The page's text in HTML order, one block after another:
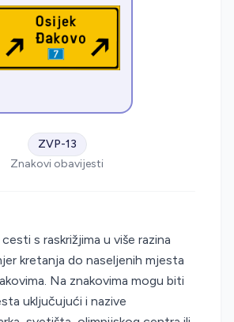
ZVP-13
Znakovi obavijesti
s raskrižjima u više razina
kretanja do naseljenih mjesta
Na znakovima mogu biti
uključujući i nazive